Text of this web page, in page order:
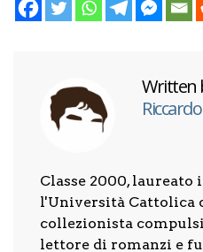
Written
Classe 2000, laureato
l'Università Cattolica
collezionista
lettore di romanzi e